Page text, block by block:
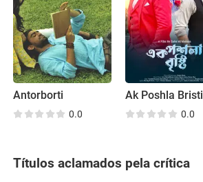
Antorborti
0.0
Ak Poshla Bristi
0.0
Títulos aclamados pela crítica